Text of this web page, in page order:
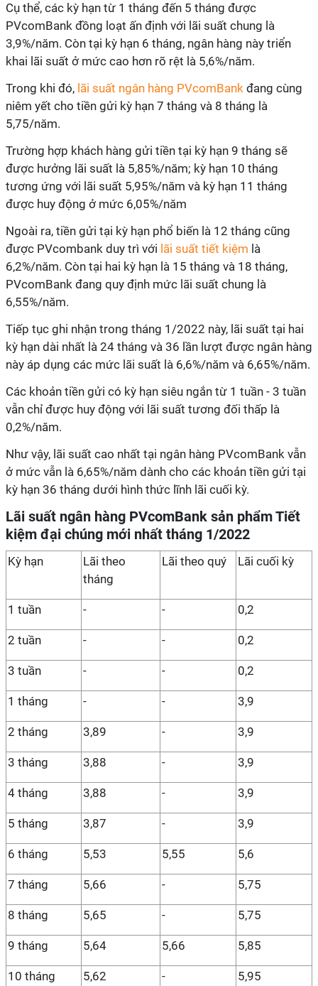
Cụ thể, các kỳ hạn từ 1 tháng đến 5 tháng được
PVcomBank đồng loạt ấn định với lãi suất chung là
3,9%/năm. Còn tại kỳ hạn 6 tháng, ngân hàng này triển
khai lãi suất ở mức cao hơn rõ rệt là 5,6%/năm.
Trong khi đó, lãi suất ngân hàng PVcomBank đang cùng
niêm yết cho tiền gửi kỳ hạn 7 tháng và 8 tháng là
5,75/năm.
Trường hợp khách hàng gửi tiền tại kỳ hạn 9 tháng sẽ
được hưởng lãi suất là 5,85%/năm; kỳ hạn 10 tháng
tương ứng với lãi suất 5,95%/năm và kỳ hạn 11 tháng
được huy động ở mức 6,05%/năm
Ngoài ra, tiền gửi tại kỳ hạn phổ biến là 12 tháng cũng
được PVcombank duy trì với lãi suất tiết kiệm là
6,2%/năm. Còn tại hai kỳ hạn là 15 tháng và 18 tháng,
PVcomBank đang quy định mức lãi suất chung là
6,55%/năm.
Tiếp tục ghi nhận trong tháng 1/2022 này, lãi suất tại hai
kỳ hạn dài nhất là 24 tháng và 36 lần lượt được ngân hàng
này áp dụng các mức lãi suất là 6,6%/năm và 6,65%/năm.
Các khoản tiền gửi có kỳ hạn siêu ngắn từ 1 tuần - 3 tuần
vẫn chỉ được huy động với lãi suất tương đối thấp là
0,2%/năm.
Như vậy, lãi suất cao nhất tại ngân hàng PVcomBank vẫn
ở mức vẫn là 6,65%/năm dành cho các khoản tiền gửi tại
kỳ hạn 36 tháng dưới hình thức lĩnh lãi cuối kỳ.
Lãi suất ngân hàng PVcomBank sản phẩm Tiết
kiệm đại chúng mới nhất tháng 1/2022
Kỳ hạn
Lãi theo
tháng
Lãi theo quý Lãi cuối kỳ
1 tuần - - 0,2
2 tuần - - 0,2
3 tuần - - 0,2
1 tháng - - 3,9
2 tháng 3,89 - 3,9
3 tháng 3,88 - 3,9
4 tháng 3,88 - 3,9
5 tháng 3,87 - 3,9
6 tháng 5,53 5,55 5,6
7 tháng 5,66 - 5,75
8 tháng 5,65 - 5,75
9 tháng 5,64 5,66 5,85
10 tháng 5,62 - 5,95